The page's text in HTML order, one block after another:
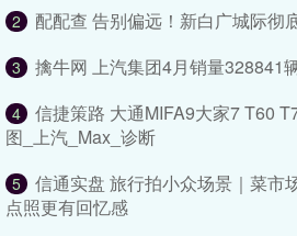
2 配配查 告别偏远！新白广城际彻
3 擒牛网 上汽集团4月销量328841
4
信捷策路 大通MIFA9大家7 T60
图_上汽_Max_诊断
5
信通实盘 旅行拍小众场景｜菜市
点照更有回忆感